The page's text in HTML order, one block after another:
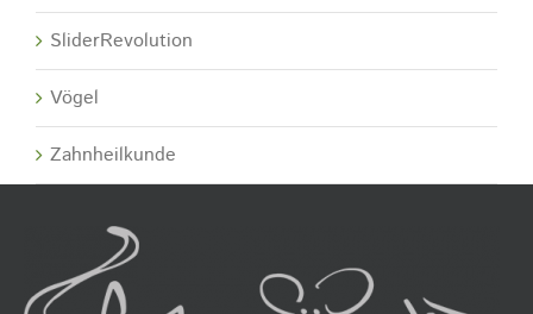
SliderRevolution
Vögel
Zahnheilkunde